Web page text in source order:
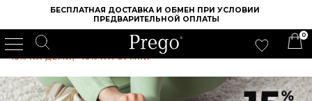
БЕСПЛАТНАЯ ДОСТАВКА И ОБМЕН ПРИ УСЛОВИИ
ПРЕДВАРИТЕЛЬНОЙ ОПЛАТЫ
0
ИНТЕРНЕТ МАГАЗИН ОБУВИ PREGO /
-15% НА ДЕМИ, -10% НА СУМКИ